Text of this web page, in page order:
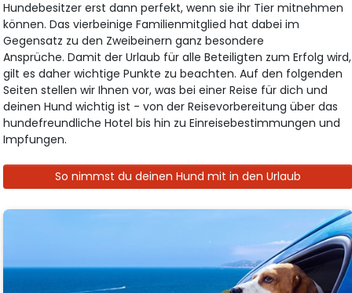
Hundebesitzer erst dann perfekt, wenn sie ihr Tier mitnehmen
können. Das vierbeinige Familienmitglied hat dabei im
Gegensatz zu den Zweibeinern ganz besondere
Ansprüche. Damit der Urlaub für alle Beteiligten zum Erfolg wird,
gilt es daher wichtige Punkte zu beachten. Auf den folgenden
Seiten stellen wir Ihnen vor, was bei einer Reise für dich und
deinen Hund wichtig ist - von der Reisevorbereitung über das
hundefreundliche Hotel bis hin zu Einreisebestimmungen und
Impfungen.
So nimmst du deinen Hund mit in den Urlaub